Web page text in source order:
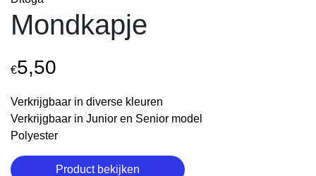
Mondkapje
€5,50
Verkrijgbaar in diverse kleuren
Verkrijgbaar in Junior en Senior model
Polyester
Product bekijken